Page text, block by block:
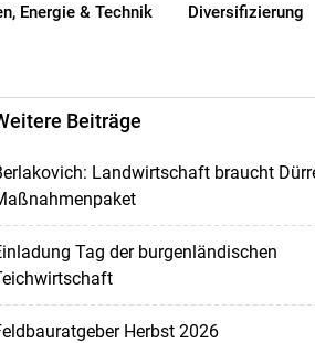
Energie & Technik Diversifizierung
Beiträge
Landwirtschaft braucht
Tag der burgenländischen
Herbst 2026